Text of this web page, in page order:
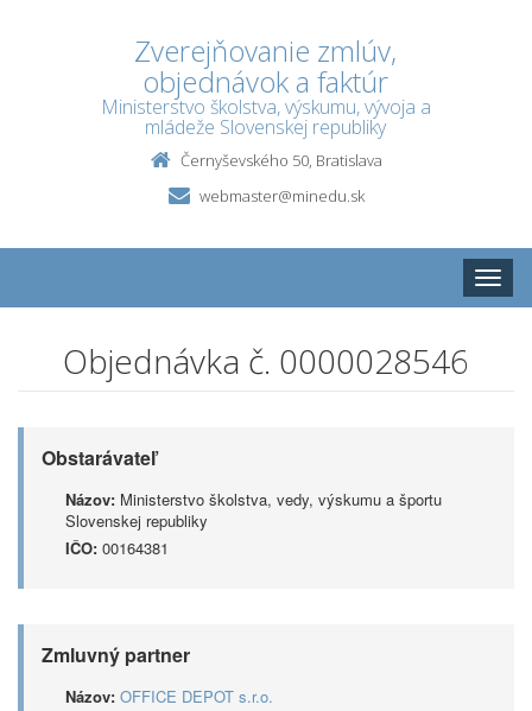
Zverejňovanie zmlúv,
objednávok a faktúr
Ministerstvo školstva, výskumu, vývoja a
mládeže Slovenskej republiky
Černyševského 50, Bratislava
webmaster@minedu.sk
Toggle
Objednávka č. 0000028546
Obstarávateľ
Názov: Ministerstvo školstva, vedy, výskumu a športu
Slovenskej republiky
IČO: 00164381
Zmluvný partner
Názov: OFFICE DEPOT s.r.o.